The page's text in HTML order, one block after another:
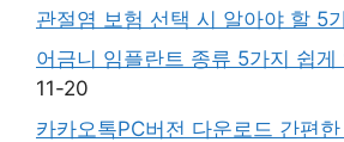
관절염 보험 선택 시 알아야 할 5
어금니 임플란트 종류 5가지 쉽게
11-20
카카오톡PC버전 다운로드 간편